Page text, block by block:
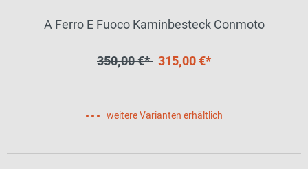
A Ferro E Fuoco Kaminbesteck Conmoto
350,00 €* 315,00 €*
weitere Varianten erhältlich